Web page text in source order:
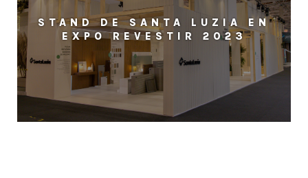
STAND DE SANTA LUZIA EN
EXPO REVESTIR 2023